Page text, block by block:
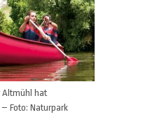
Altmühl hat
Foto: Naturpark